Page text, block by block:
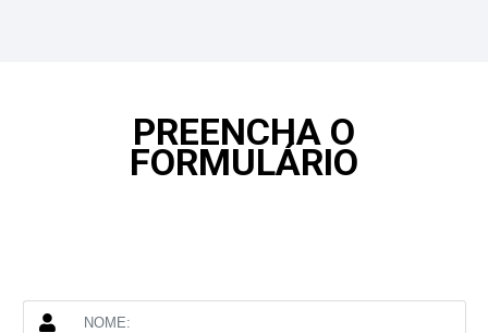
PREENCHA O
FORMULÁRIO